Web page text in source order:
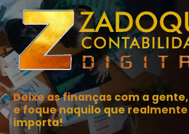
Deixe as finanças com a gente,
e foque naquilo que realmente
importa!